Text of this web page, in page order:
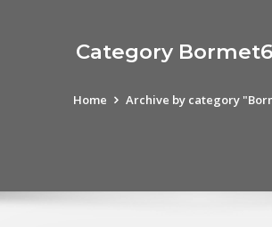
Category
Home Archive by category